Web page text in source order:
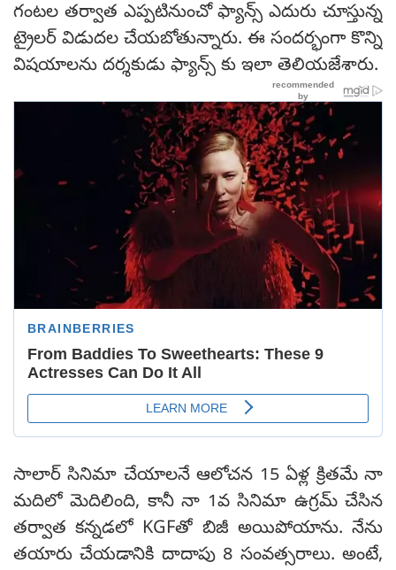
గంటల తర్వాత ఎప్పటినుంచో ఫ్యాన్స్ ఎదురు చూస్తున్న
ట్రైలర్ విడుదల చేయబోతున్నారు. ఈ సందర్భంగా కొన్ని
విషయాలను దర్శకుడు ఫ్యాన్స్ కు ఇలా తెలియజేశారు.
సాలార్ సినిమా చేయాలనే ఆలోచన 15 ఏళ్ల క్రితమే నా
మదిలో మెదిలింది, కానీ నా 1వ సినిమా ఉగ్రమ్ చేసిన
తర్వాత కన్నడలో KGFతో బిజీ అయిపోయాను. నేను
తయారు చేయడానికి దాదాపు 8 సంవత్సరాలు. అంటే,